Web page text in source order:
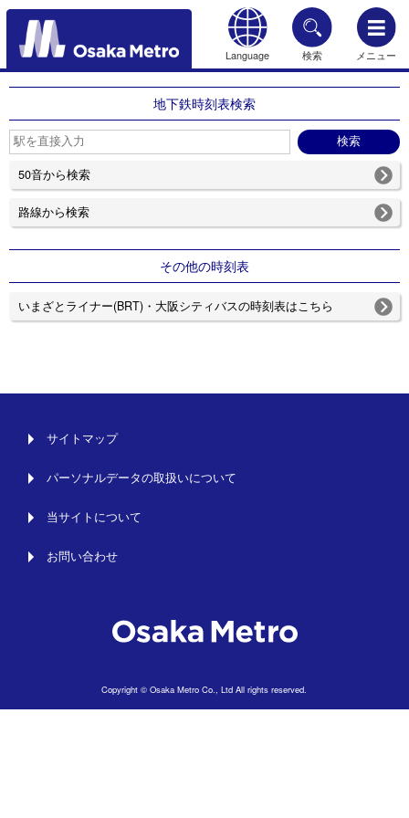
Language 検索 メニュー
もどる
地下鉄時刻表検索
50音から検索
路線から検索
その他の時刻表
いまざとライナー(BRT)・大阪シティバスの時刻表はこちら
サイトマップ
パーソナルデータの取扱いについて
当サイトについて
お問い合わせ
Copyright © Osaka Metro Co., Ltd All rights reserved.